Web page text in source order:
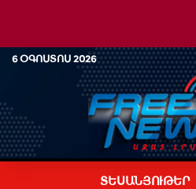
6 ՕԳՈՍՏՈՍ 2026
ՏԵՍԱՆՅՈՒԹԵՐ